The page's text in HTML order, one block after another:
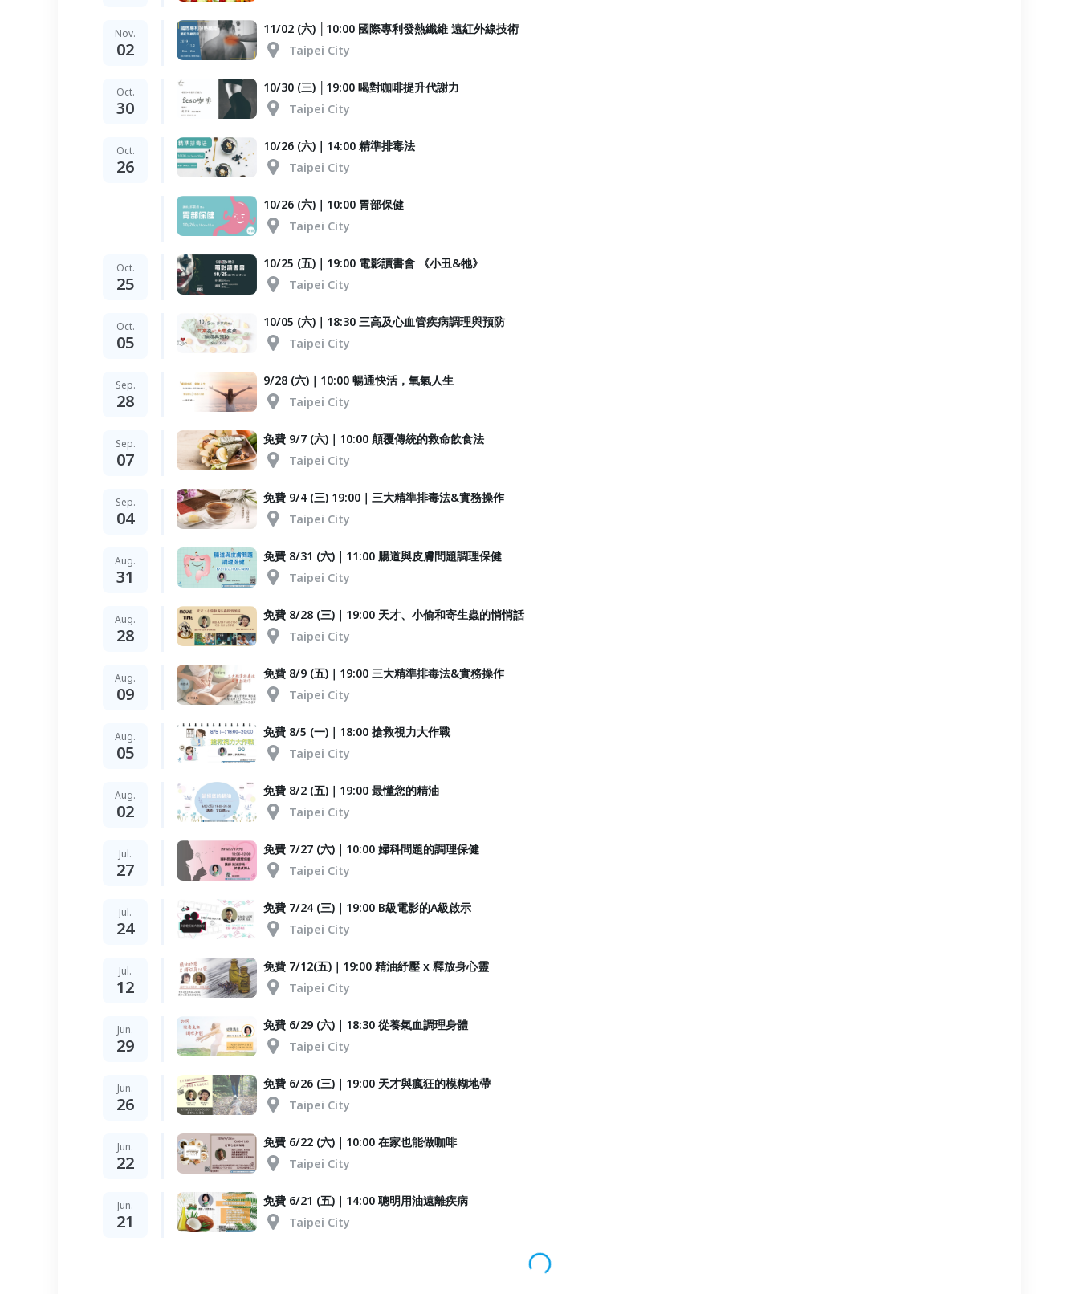
Nov.
02
11/02 (六) │10:00 國際專利發熱纖維 遠紅外線技術
Taipei City
Oct.
30
10/30 (三) │19:00 喝對咖啡提升代謝力
Taipei City
Oct.
26
10/26 (六)｜14:00 精準排毒法
Taipei City
10/26 (六)｜10:00 胃部保健
Taipei City
Oct.
25
10/25 (五)｜19:00 電影讀書會 《小丑&牠》
Taipei City
Oct.
05
10/05 (六)｜18:30 三高及心血管疾病調理與預防
Taipei City
Sep.
28
9/28 (六)｜10:00 暢通快活，氧氣人生
Taipei City
Sep.
07
免費 9/7 (六)｜10:00 顛覆傳統的救命飲食法
Taipei City
Sep.
04
免費 9/4 (三) 19:00｜三大精準排毒法&實務操作
Taipei City
Aug.
31
免費 8/31 (六)｜11:00 腸道與皮膚問題調理保健
Taipei City
Aug.
28
免費 8/28 (三)｜19:00 天才、小偷和寄生蟲的悄悄話
Taipei City
Aug.
09
免費 8/9 (五)｜19:00 三大精準排毒法&實務操作
Taipei City
Aug.
05
免費 8/5 (一)｜18:00 搶救視力大作戰
Taipei City
Aug.
02
免費 8/2 (五)｜19:00 最懂您的精油
Taipei City
Jul.
27
免費 7/27 (六)｜10:00 婦科問題的調理保健
Taipei City
Jul.
24
免費 7/24 (三)｜19:00 B級電影的A級啟示
Taipei City
Jul.
12
免費 7/12(五)｜19:00 精油紓壓 x 釋放身心靈
Taipei City
Jun.
29
免費 6/29 (六)｜18:30 從養氣血調理身體
Taipei City
Jun.
26
免費 6/26 (三)｜19:00 天才與瘋狂的模糊地帶
Taipei City
Jun.
22
免費 6/22 (六)｜10:00 在家也能做咖啡
Taipei City
Jun.
21
免費 6/21 (五)｜14:00 聰明用油遠離疾病
Taipei City